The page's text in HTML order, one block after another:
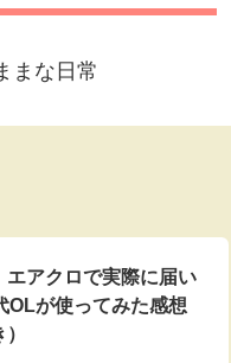
まな日常
エアクロで実際に届い
OLが使ってみた感想